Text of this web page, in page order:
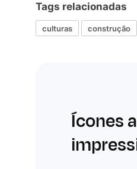
Tags relacionadas
culturas construção
Ícones